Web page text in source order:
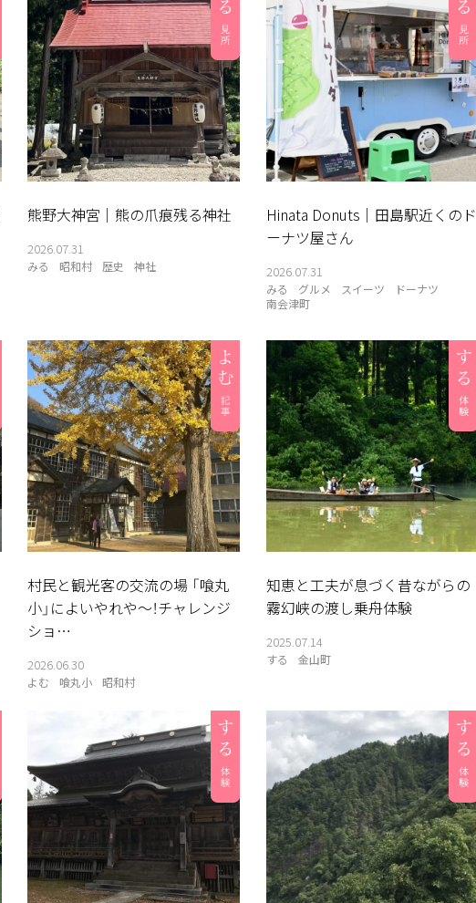
奥会津
伝言板
みる
見所
よむ
検索
熊野大神宮｜熊の爪痕残る神社
2026.07.31
みる 昭和村 歴史 神社
Hinata Donuts｜田島駅近くのド
ーナツ屋さん
2026.07.31
みる グルメ スイーツ
ドーナツ
南会津町
村民と観光客の交流の場 「喰丸
小」によいやれや〜！チャレンジ
ショ…
2026.06.30
よむ 喰丸小 昭和村
知恵と工夫が息づく昔ながらの
霧幻峡の渡し乗舟体験
2025.07.14
する 金山町